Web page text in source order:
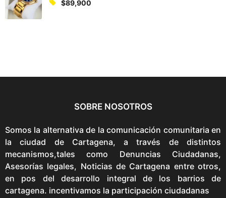
2
,
0
0
0
t
h
$89,900
SOBRE NOSOTROS
Somos la alternativa de la comunicación comunitaria en
la ciudad de Cartagena, a través de distintos
mecanismos,tales como Denuncias Ciudadanas,
Asesorías legales, Noticias de Cartagena entre otros,
en pos del desarrollo integral de los barrios de
cartagena. incentivamos la participación ciudadanas